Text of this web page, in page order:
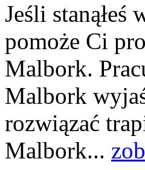
Jeśli
pomoże Ci
Malbork.
Malbork
rozwiązać
Malbork...